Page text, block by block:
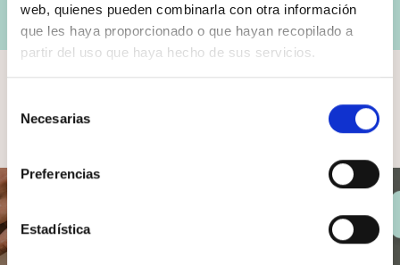
web, quienes pueden combinarla con otra información
que les haya proporcionado o que hayan recopilado a
partir del uso que haya hecho de sus servicios.
Necesarias
Preferencias
Estadística
Cada mujer vive la perimenopausia
y la menopausia a su manera,
aprende a identificar tus síntomas